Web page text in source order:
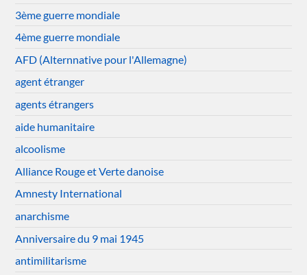
3ème guerre mondiale
4ème guerre mondiale
AFD (Alternnative pour l'Allemagne)
agent étranger
agents étrangers
aide humanitaire
alcoolisme
Alliance Rouge et Verte danoise
Amnesty International
anarchisme
Anniversaire du 9 mai 1945
antimilitarisme